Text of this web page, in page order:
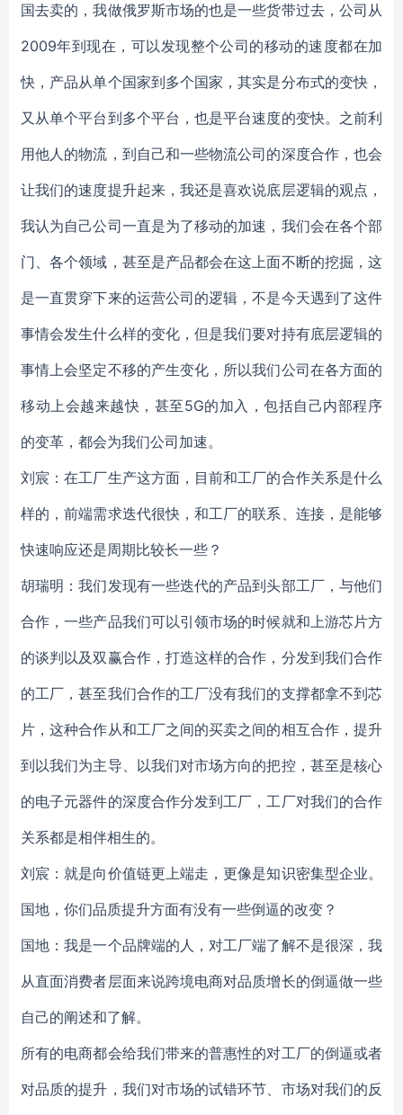
国去卖的，我做俄罗斯市场的也是一些货带过去，公司从
2009年到现在，可以发现整个公司的移动的速度都在加
快，产品从单个国家到多个国家，其实是分布式的变快，
又从单个平台到多个平台，也是平台速度的变快。之前利
用他人的物流，到自己和一些物流公司的深度合作，也会
让我们的速度提升起来，我还是喜欢说底层逻辑的观点，
我认为自己公司一直是为了移动的加速，我们会在各个部
门、各个领域，甚至是产品都会在这上面不断的挖掘，这
是一直贯穿下来的运营公司的逻辑，不是今天遇到了这件
事情会发生什么样的变化，但是我们要对持有底层逻辑的
事情上会坚定不移的产生变化，所以我们公司在各方面的
移动上会越来越快，甚至5G的加入，包括自己内部程序
的变革，都会为我们公司加速。
刘宸：在工厂生产这方面，目前和工厂的合作关系是什么
样的，前端需求迭代很快，和工厂的联系、连接，是能够
快速响应还是周期比较长一些？
胡瑞明：我们发现有一些迭代的产品到头部工厂，与他们
合作，一些产品我们可以引领市场的时候就和上游芯片方
的谈判以及双赢合作，打造这样的合作，分发到我们合作
的工厂，甚至我们合作的工厂没有我们的支撑都拿不到芯
片，这种合作从和工厂之间的买卖之间的相互合作，提升
到以我们为主导、以我们对市场方向的把控，甚至是核心
的电子元器件的深度合作分发到工厂，工厂对我们的合作
关系都是相伴相生的。
刘宸：就是向价值链更上端走，更像是知识密集型企业。
国地，你们品质提升方面有没有一些倒逼的改变？
国地：我是一个品牌端的人，对工厂端了解不是很深，我
从直面消费者层面来说跨境电商对品质增长的倒逼做一些
自己的阐述和了解。
所有的电商都会给我们带来的普惠性的对工厂的倒逼或者
对品质的提升，我们对市场的试错环节、市场对我们的反